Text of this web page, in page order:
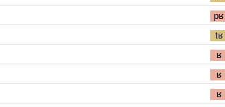
pʁ
tʁ
ʁ
ʁ
ʁ